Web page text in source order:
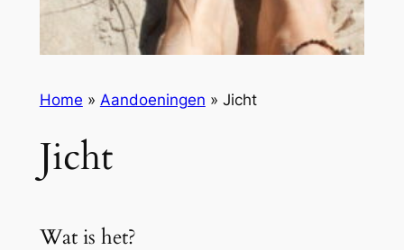
Home » Aandoeningen » Jicht
Jicht
Wat is het?